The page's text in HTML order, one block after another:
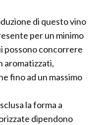
di questo vino
per un minimo
possono concorrere
aromatizzati,
fino ad un massimo
la forma a
dipendono